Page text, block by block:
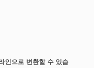
인으로 변환할 수 있습